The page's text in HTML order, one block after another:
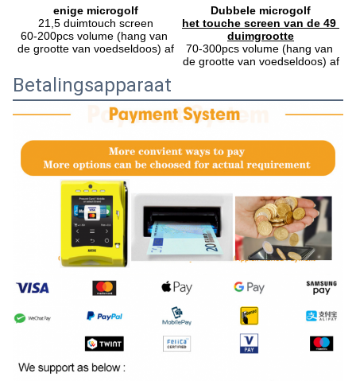
enige microgolf
21,5 duimtouch screen
60-200pcs volume (hang van
de grootte van voedseldoos) af
Dubbele microgolf
het touche screen van de 49
duimgrootte
70-300pcs volume (hang van
de grootte van voedseldoos) af
Betalingsapparaat